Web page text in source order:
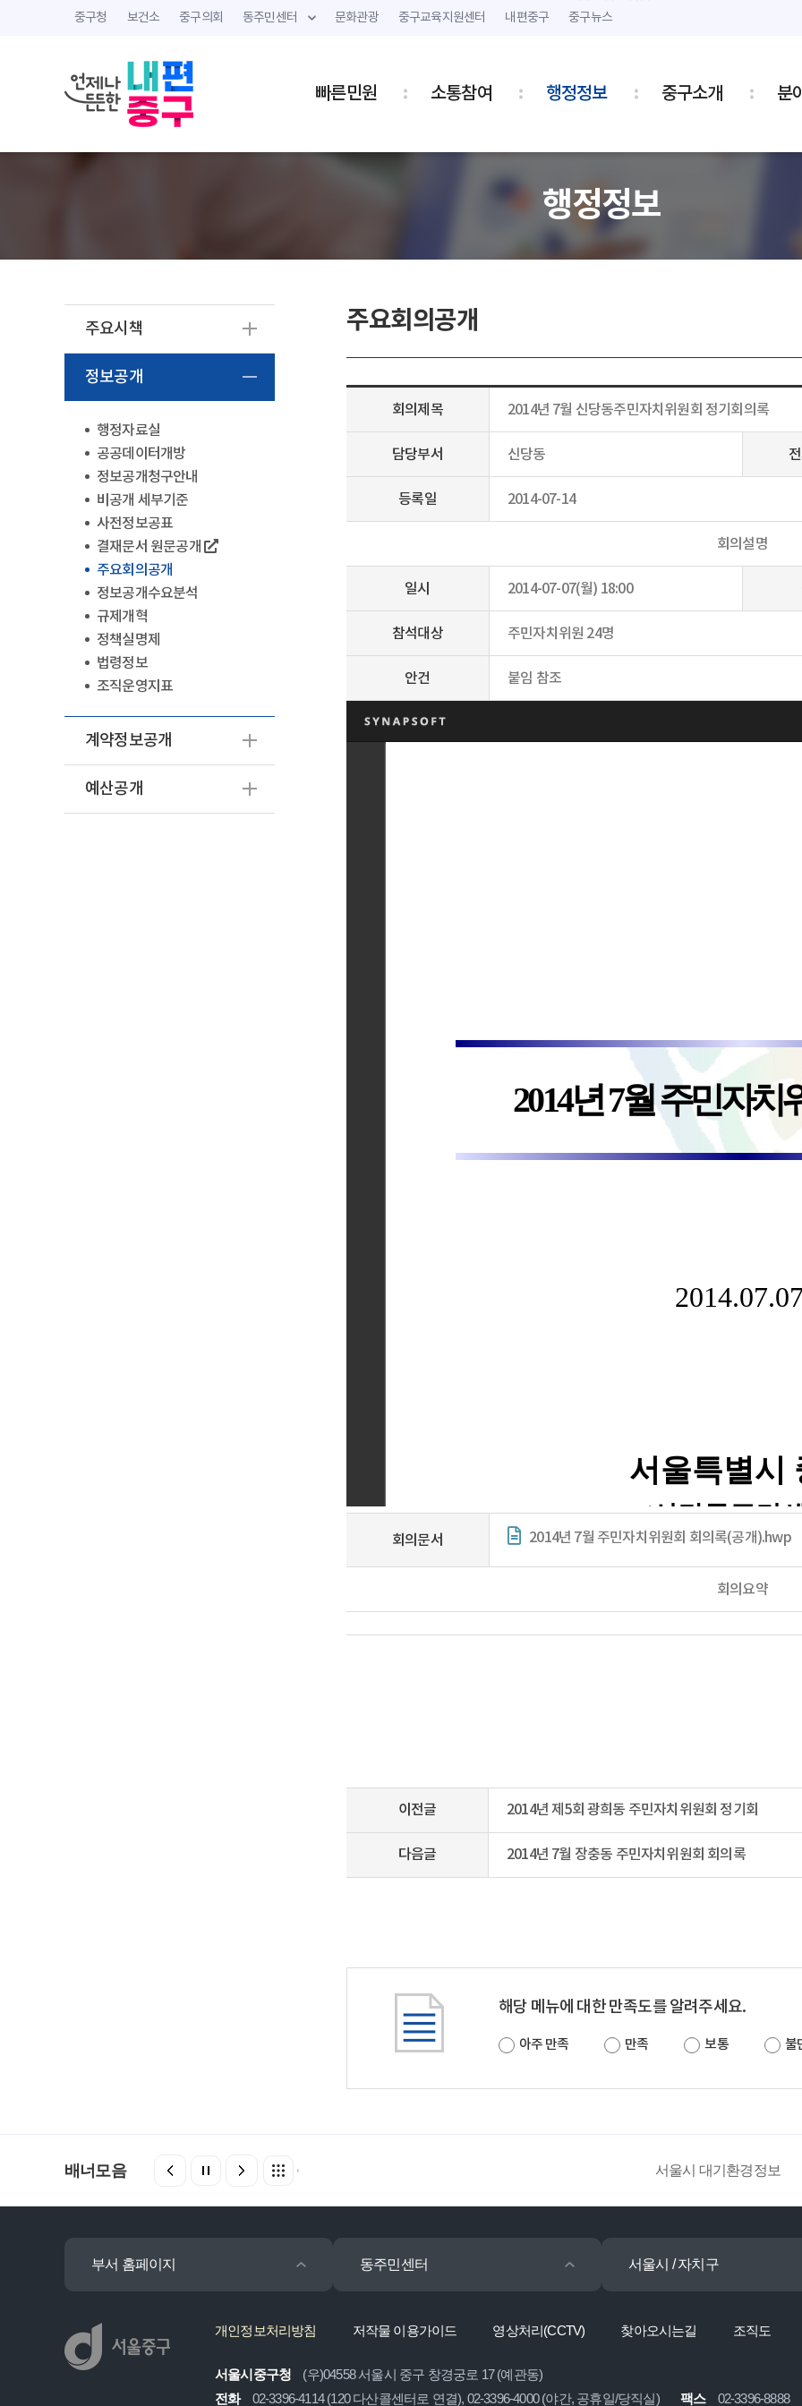
중구청 보건소 중구의회 동주민센터 문화관광 중구교육지원센터 내편중구 중구뉴스
빠른민원 소통참여 행정정보 중구소개 분
행정정보
주요시책
정보공개
행정자료실
공공데이터개방
정보공개청구안내
비공개 세부기준
사전정보공표
결재문서 원문공개
주요회의공개
정보공개수요분석
규제개혁
정책실명제
법령정보
조직운영지표
계약정보공개
예산공개
주요회의공개
회의제목 2014년 7월 신당동주민자치위원회 정기회의록
담당부서 신당동
등록일 2014-07-14
회의설명
일시 2014-07-07(월) 18:00
참석대상 주민자치위원 24명
안건 붙임 참조
회의문서 2014년 7월 주민자치위원회 회의록(공개).hwp
회의요약
이전글 2014년 제5회 광희동 주민자치위원회 정기회
다음글 2014년 7월 장충동 주민자치위원회 회의록
해당 메뉴에 대한 만족도를 알려주세요.
아주 만족 만족 보통 불
배너모음 서울시 대기환경정보
부서 홈페이지 동주민센터 서울시 / 자치구
개인정보처리방침 저작물 이용가이드 영상처리(CCTV) 찾아오시는길 조직도
서울시중구청
(우)04558 서울시 중구 창경궁로 17 (예관동)
전화
02-3396-4114 (120 다산콜센터로 연결), 02-3396-4000 (야간, 공휴일/당직실) 팩스 02-3396-8888